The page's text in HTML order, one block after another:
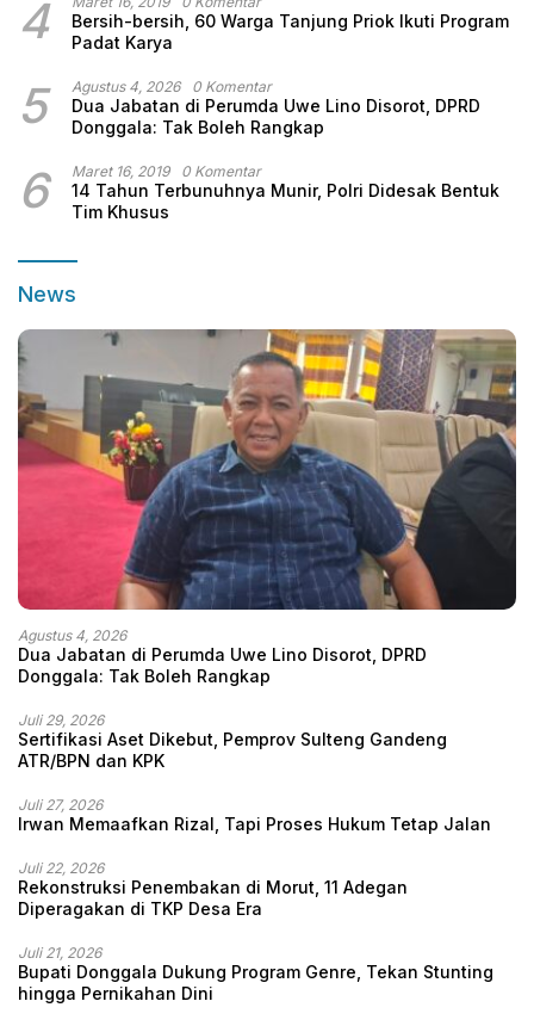
4
Bersih-bersih, 60 Warga Tanjung Priok Ikuti Program
Padat Karya
5 Agustus 4, 2026 0 Komentar
Dua Jabatan di Perumda Uwe Lino Disorot, DPRD
Donggala: Tak Boleh Rangkap
6 Maret 16, 2019 0 Komentar
14 Tahun Terbunuhnya Munir, Polri Didesak Bentuk
Tim Khusus
News
Agustus 4, 2026
Dua Jabatan di Perumda Uwe Lino Disorot, DPRD
Donggala: Tak Boleh Rangkap
Juli 29, 2026
Sertifikasi Aset Dikebut, Pemprov Sulteng Gandeng
ATR/BPN dan KPK
Juli 27, 2026
Irwan Memaafkan Rizal, Tapi Proses Hukum Tetap Jalan
Juli 22, 2026
Rekonstruksi Penembakan di Morut, 11 Adegan
Diperagakan di TKP Desa Era
Juli 21, 2026
Bupati Donggala Dukung Program Genre, Tekan Stunting
hingga Pernikahan Dini